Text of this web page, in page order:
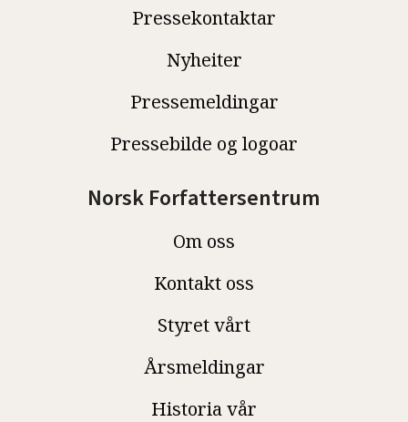
Pressekontaktar
Nyheiter
Pressemeldingar
Pressebilde og logoar
Norsk Forfattersentrum
Om oss
Kontakt oss
Styret vårt
Årsmeldingar
Historia vår